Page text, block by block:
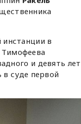
в
и девять лет
в суде первой